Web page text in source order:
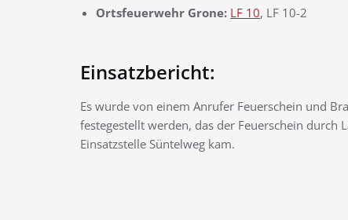
Ortsfeuerwehr Grone: LF 10, LF 10-2
Einsatzbericht:
Es wurde von einem Anrufer Feuerschein und
festegestellt werden, das der Feuerschein
Einsatzstelle Süntelweg kam.